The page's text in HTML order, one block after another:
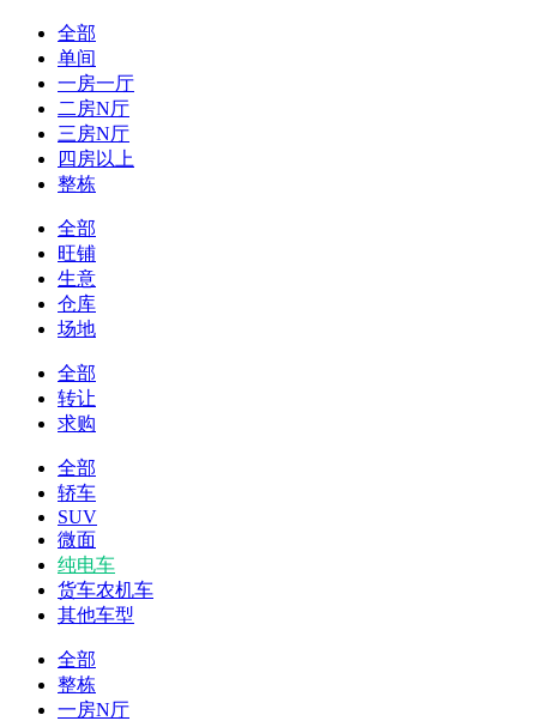
全部
单间
一房一厅
二房N厅
三房N厅
四房以上
整栋
全部
旺铺
生意
仓库
场地
全部
转让
求购
全部
轿车
SUV
微面
纯电车
货车农机车
其他车型
全部
整栋
一房N厅